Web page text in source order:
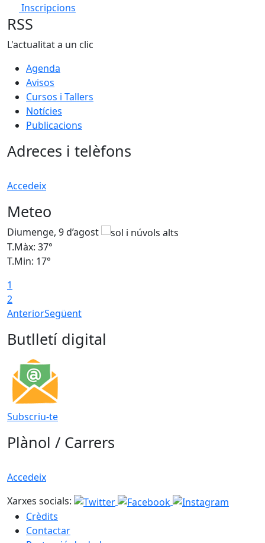
Inscripcions
RSS
L'actualitat a un clic
Agenda
Avisos
Cursos i Tallers
Notícies
Publicacions
Adreces i telèfons
Accedeix
Meteo
Diumenge, 9 d’agost
T.Màx: 37°
T.Min: 17°
1
2
AnteriorSegüent
Butlletí digital
Subscriu-te
Plànol / Carrers
Accedeix
Xarxes socials:
Crèdits
Contactar